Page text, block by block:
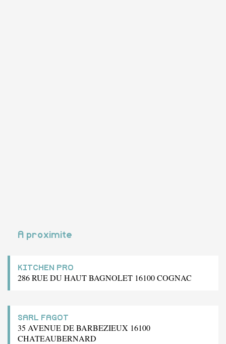
A proximite
KITCHEN PRO
286 RUE DU HAUT BAGNOLET 16100 COGNAC
SARL FAGOT
35 AVENUE DE BARBEZIEUX 16100
CHATEAUBERNARD